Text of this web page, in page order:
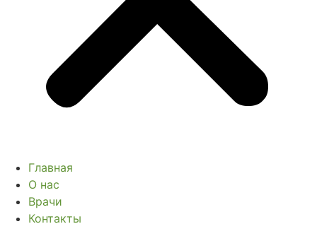
Главная
О нас
Врачи
Контакты